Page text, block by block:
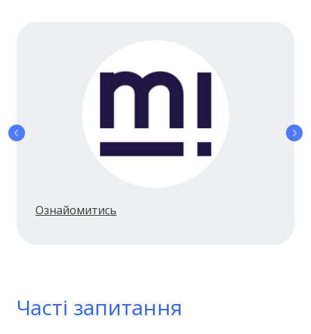
Ознайомитись
Часті запитання